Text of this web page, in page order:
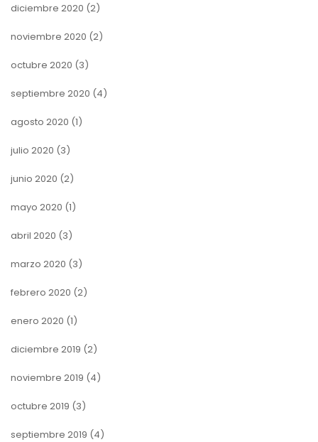
diciembre 2020 (2)
noviembre 2020 (2)
octubre 2020 (3)
septiembre 2020 (4)
agosto 2020 (1)
julio 2020 (3)
junio 2020 (2)
mayo 2020 (1)
abril 2020 (3)
marzo 2020 (3)
febrero 2020 (2)
enero 2020 (1)
diciembre 2019 (2)
noviembre 2019 (4)
octubre 2019 (3)
septiembre 2019 (4)